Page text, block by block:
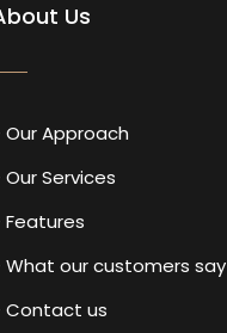
Us
Our Approach
Our Services
Features
What our customers say
Contact us